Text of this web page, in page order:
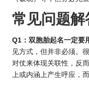
常见问题解
Q1：双胞胎起名一定要
见方式，但并非必须。
对仗来体现关联性，反
上或内涵上产生呼应，